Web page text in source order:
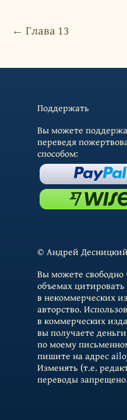
← Глава 13
Поддержать
Вы можете
переведя
способом:
© Андрей Десницкий
Вы можете
объемах
в некоммерческих
авторство.
в коммерческих
вы получаете
по моему
пишите на адрес
Изменять (т.е.
переводы запрещено.